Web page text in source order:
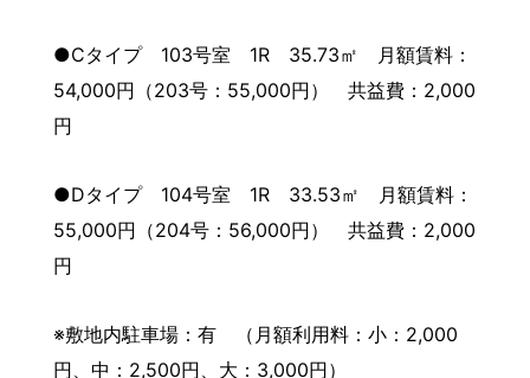
●Cタイプ 103号室 1R 35.73㎡ 月額賃料：
54,000円（203号：55,000円） 共益費：2,000
円
●Dタイプ 104号室 1R 33.53㎡ 月額賃料：
55,000円（204号：56,000円） 共益費：2,000
円
※敷地内駐車場：有 （月額利用料：小：2,000
円、中：2,500円、大：3,000円）